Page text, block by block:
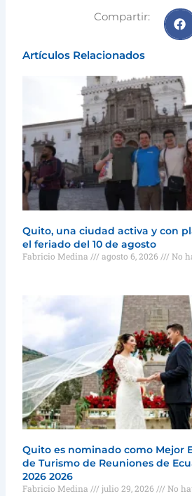
Compartir:
Artículos Relacionados
Quito, una ciudad activa y con
el feriado del 10 de agosto
Fabricio Medina agosto 6, 2026 No
Quito es nominado como Mejor
de Turismo de Reuniones de
2026 2026
Fabricio Medina julio 29, 2026 No